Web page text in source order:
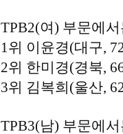
TPB2(여) 부문에
1위 이윤경(대구,
2위 한미경(경북,
3위 김복희(울산,
TPB3(남) 부문에